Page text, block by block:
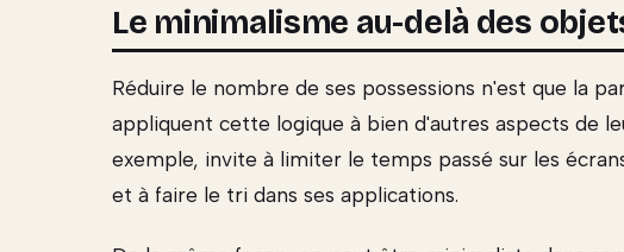
Le minimalisme au-delà des
Réduire le nombre de ses possessions n'est que la
appliquent cette logique à bien d'autres aspects de
exemple, invite à limiter le temps passé sur les
et à faire le tri dans ses applications.